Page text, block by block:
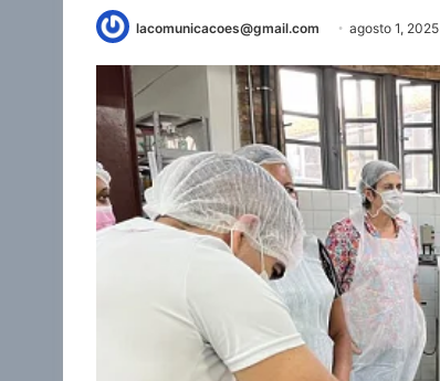
lacomunicacoes@gmail.com agosto 1, 2025